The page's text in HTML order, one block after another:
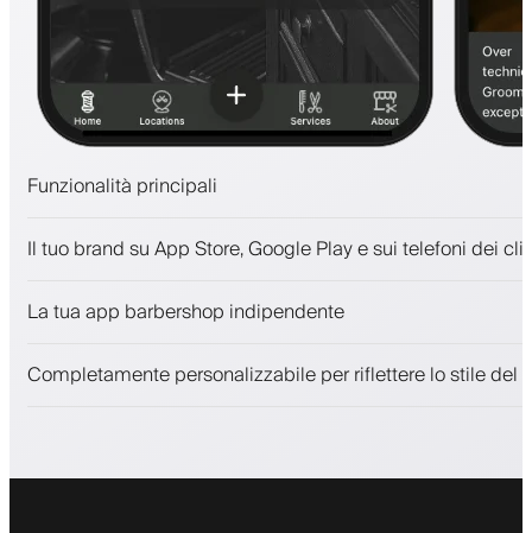
Funzionalità principali
Pagamenti, deposito cauzionale
Coinvolgi i clienti con un programma fedeltà
Il tuo brand su App Store, Google Play e sui telefoni dei
La tua app barbershop indipendente
Completamente personalizzabile per riflettere lo stile del